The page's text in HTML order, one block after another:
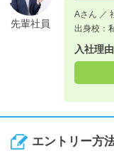
先輩社員
Aさん ／
出身校：
入社理由
エントリー方